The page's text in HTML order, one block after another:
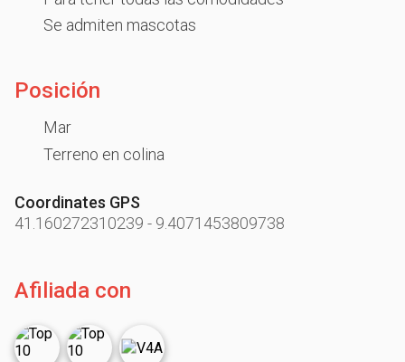
Se admiten mascotas
Posición
Mar
Terreno en colina
Coordinates GPS
41.160272310239 - 9.4071453809738
Afiliada con